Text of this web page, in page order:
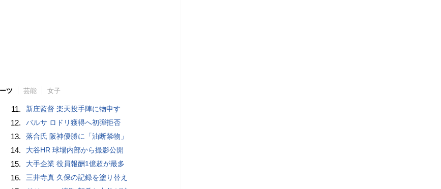
ツ 芸能 女子
11. 新庄監督 楽天投手陣に物申す
12. バルサ ロドリ獲得へ初弾拒否
13. 落合氏 阪神優勝に「油断禁物」
14. 大谷HR 球場内部から撮影公開
15. 大手企業 役員報酬1億超が最多
16. 三井寺真 久保の記録を塗り替え